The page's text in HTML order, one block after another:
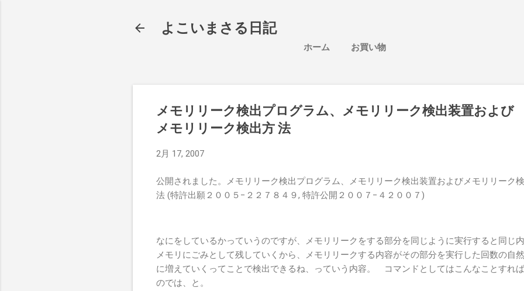
よこいまさる日記
ホーム お買い物
メモリリーク検出プログラム、メモリリーク検出装置および
メモリリーク検出方 法
2月 17, 2007
公開されました。メモリリーク検出プログラム、メモリリーク検出装置およびメモリリーク
法 (特許出願２００５−２２７８４９, 特許公開２００７−４２００７)
なにをしているかっていうのですが、メモリリークをする部分を同じように実行すると同じ
メモリにごみとして残していくから、メモリリークする内容がその部分を実行した回数の自
に増えていくってことで検出できるね、っていう内容。 コマンドとしてはこんなことすれ
のでは、と。